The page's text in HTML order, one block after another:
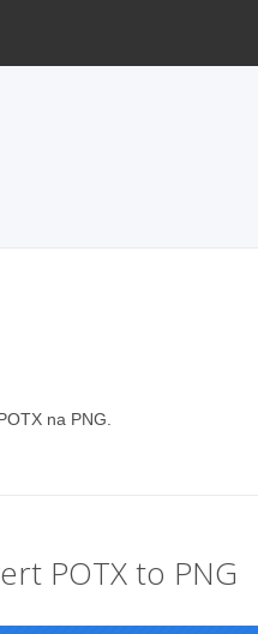
na PNG.
POTX to PNG